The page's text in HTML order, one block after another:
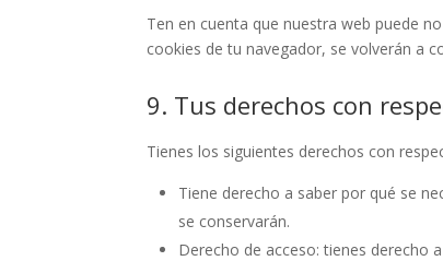
Ten en cuenta que nuestra web puede
cookies de tu navegador, se volverán a
9. Tus derechos con
Tienes los siguientes derechos con
Tiene derecho a saber por qué se
se conservarán.
Derecho de acceso: tienes derecho